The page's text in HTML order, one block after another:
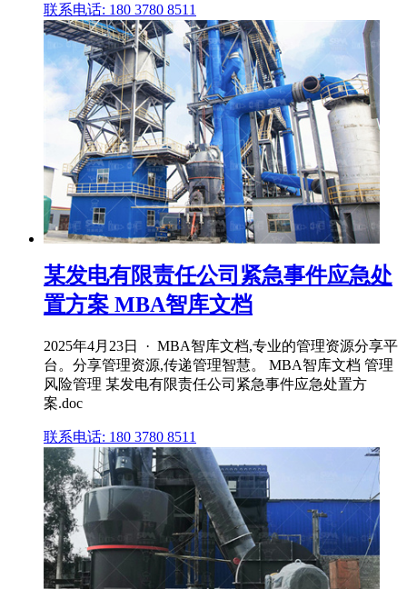
联系电话: 180 3780 8511
某发电有限责任公司紧急事件应急处
置方案 MBA智库文档
2025年4月23日 · MBA智库文档,专业的管理资源分享平
台。分享管理资源,传递管理智慧。 MBA智库文档 管理
风险管理 某发电有限责任公司紧急事件应急处置方
案.doc
联系电话: 180 3780 8511